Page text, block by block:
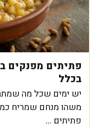
בכלל
יש ימים שכל מה
משהו מנחם שמריח
פתיתים ...